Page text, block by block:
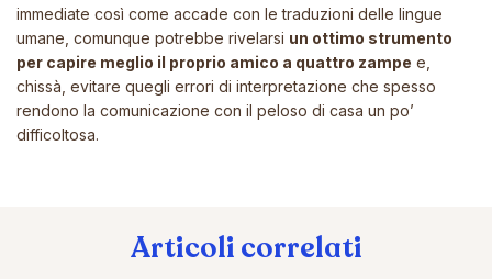
immediate così come accade con le traduzioni delle lingue
umane, comunque potrebbe rivelarsi un ottimo strumento
per capire meglio il proprio amico a quattro zampe e,
chissà, evitare quegli errori di interpretazione che spesso
rendono la comunicazione con il peloso di casa un po’
difficoltosa.
Articoli correlati